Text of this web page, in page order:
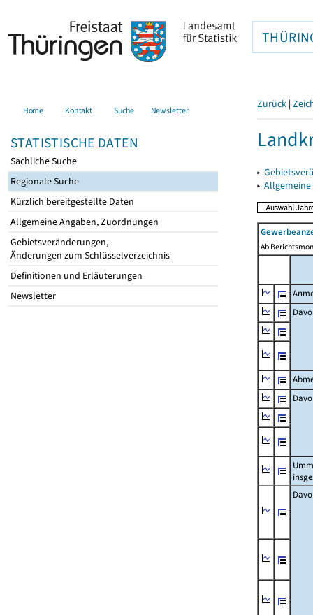
Home Kontakt Suche Newsletter
STATISTISCHE DATEN
Sachliche Suche
Regionale Suche
Kürzlich bereitgestellte Daten
Allgemeine Angaben, Zuordnungen
Gebietsveränderungen,
Änderungen zum Schlüsselverzeichnis
Definitionen und Erläuterungen
Newsletter
Zurück |
▸
▸
Ab